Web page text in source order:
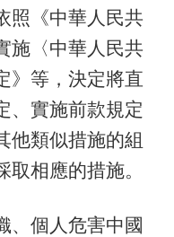
《中華人民共
施〈中華人民共
》等，決定將直
、實施前款規定
他類似措施的組
相應的措施。
個人危害中國